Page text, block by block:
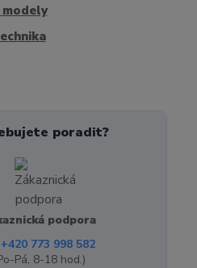
poradit?
podpora
+420 773 998 582
Pá, 8-18 hod.)